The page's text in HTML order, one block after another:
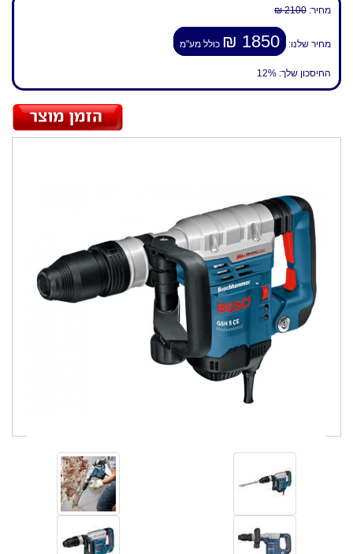
מחיר: 2100 ₪
מחיר שלנו: 1850 ₪ כולל מע"מ
החיסכון שלך: 12%